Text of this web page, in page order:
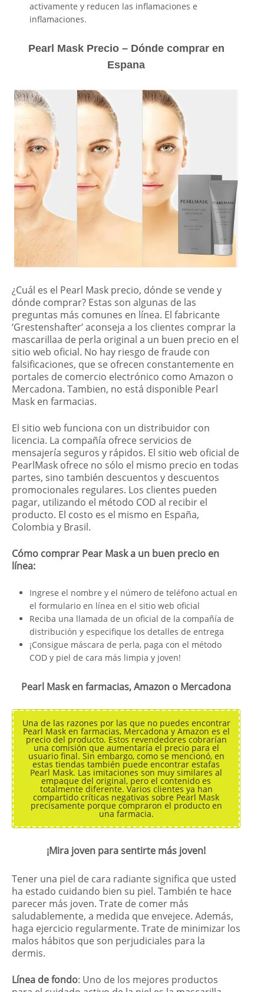
activamente y reducen las inflamaciones e
inflamaciones.
Pearl Mask Precio – Dónde comprar en
Espana
¿Cuál es el Pearl Mask precio, dónde se vende y
dónde comprar? Estas son algunas de las
preguntas más comunes en línea. El fabricante
‘Grestenshafter’ aconseja a los clientes comprar la
mascarillaa de perla original a un buen precio en el
sitio web oficial. No hay riesgo de fraude con
falsificaciones, que se ofrecen constantemente en
portales de comercio electrónico como Amazon o
Mercadona. Tambien, no está disponible Pearl
Mask en farmacias.
El sitio web funciona con un distribuidor con
licencia. La compañía ofrece servicios de
mensajería seguros y rápidos. El sitio web oficial de
PearlMask ofrece no sólo el mismo precio en todas
partes, sino también descuentos y descuentos
promocionales regulares. Los clientes pueden
pagar, utilizando el método COD al recibir el
producto. El costo es el mismo en España,
Colombia y Brasil.
Cómo comprar Pear Mask a un buen precio en
línea:
Ingrese el nombre y el número de teléfono actual en
el formulario en línea en el sitio web oficial
Reciba una llamada de un oficial de la compañía de
distribución y especifique los detalles de entrega
¡Consigue máscara de perla, paga con el método
COD y piel de cara más limpia y joven!
Pearl Mask en farmacias, Amazon o Mercadona
Una de las razones por las que no puedes encontrar
Pearl Mask en farmacias, Mercadona y Amazon es el
precio del producto. Estos revendedores cobrarían
una comisión que aumentaría el precio para el
usuario final. Sin embargo, como se mencionó, en
estas tiendas también puede encontrar estafas
Pearl Mask. Las imitaciones son muy similares al
empaque del original, pero el contenido es
totalmente diferente. Varios clientes ya han
compartido críticas negativas sobre Pearl Mask
precisamente porque compraron el producto en
una farmacia.
¡Mira joven para sentirte más joven!
Tener una piel de cara radiante significa que usted
ha estado cuidando bien su piel. También te hace
parecer más joven. Trate de comer más
saludablemente, a medida que envejece. Además,
haga ejercicio regularmente. Trate de minimizar los
malos hábitos que son perjudiciales para la
dermis.
Línea de fondo: Uno de los mejores productos